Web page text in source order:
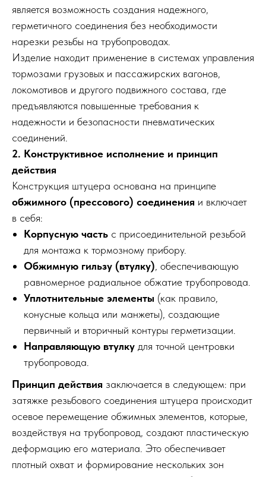
является возможность создания надежного,
герметичного соединения без необходимости
нарезки резьбы на трубопроводах.
Изделие находит применение в системах управления
тормозами грузовых и пассажирских вагонов,
локомотивов и другого подвижного состава, где
предъявляются повышенные требования к
надежности и безопасности пневматических
соединений.
2. Конструктивное исполнение и принцип
действия
Конструкция штуцера основана на принципе
обжимного (прессового) соединения и включает
в себя:
Корпусную часть с присоединительной резьбой
для монтажа к тормозному прибору.
Обжимную гильзу (втулку), обеспечивающую
равномерное радиальное обжатие трубопровода.
Уплотнительные элементы (как правило,
конусные кольца или манжеты), создающие
первичный и вторичный контуры герметизации.
Направляющую втулку для точной центровки
трубопровода.
Принцип действия заключается в следующем: при
затяжке резьбового соединения штуцера происходит
осевое перемещение обжимных элементов, которые,
воздействуя на трубопровод, создают пластическую
деформацию его материала. Это обеспечивает
плотный охват и формирование нескольких зон